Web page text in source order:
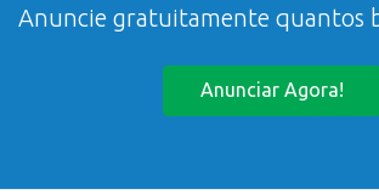
Anuncie gratuitamente quantos
Anunciar Agora!